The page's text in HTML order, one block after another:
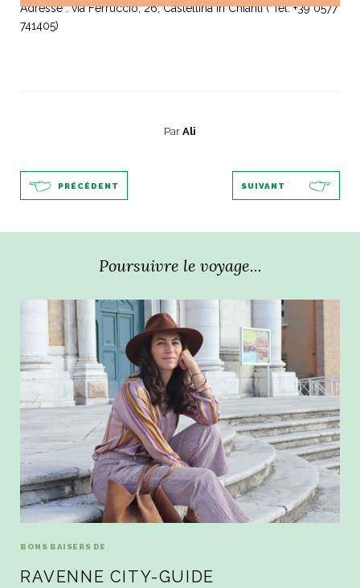
Adresse : via Ferruccio, 26, Castellina In Chianti ( Tel: +39 0577
741405)
Par Ali
PRÉCÉDENT SUIVANT
Poursuivre le voyage...
BONS BAISERS DE
RAVENNE CITY-GUIDE